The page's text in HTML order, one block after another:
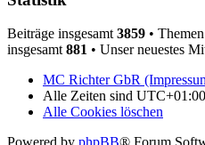
Beiträge insgesamt 3859 •
insgesamt 881 • Unser neuestes
MC Richter GbR
Alle Zeiten sind UTC+01:00
Alle Cookies löschen